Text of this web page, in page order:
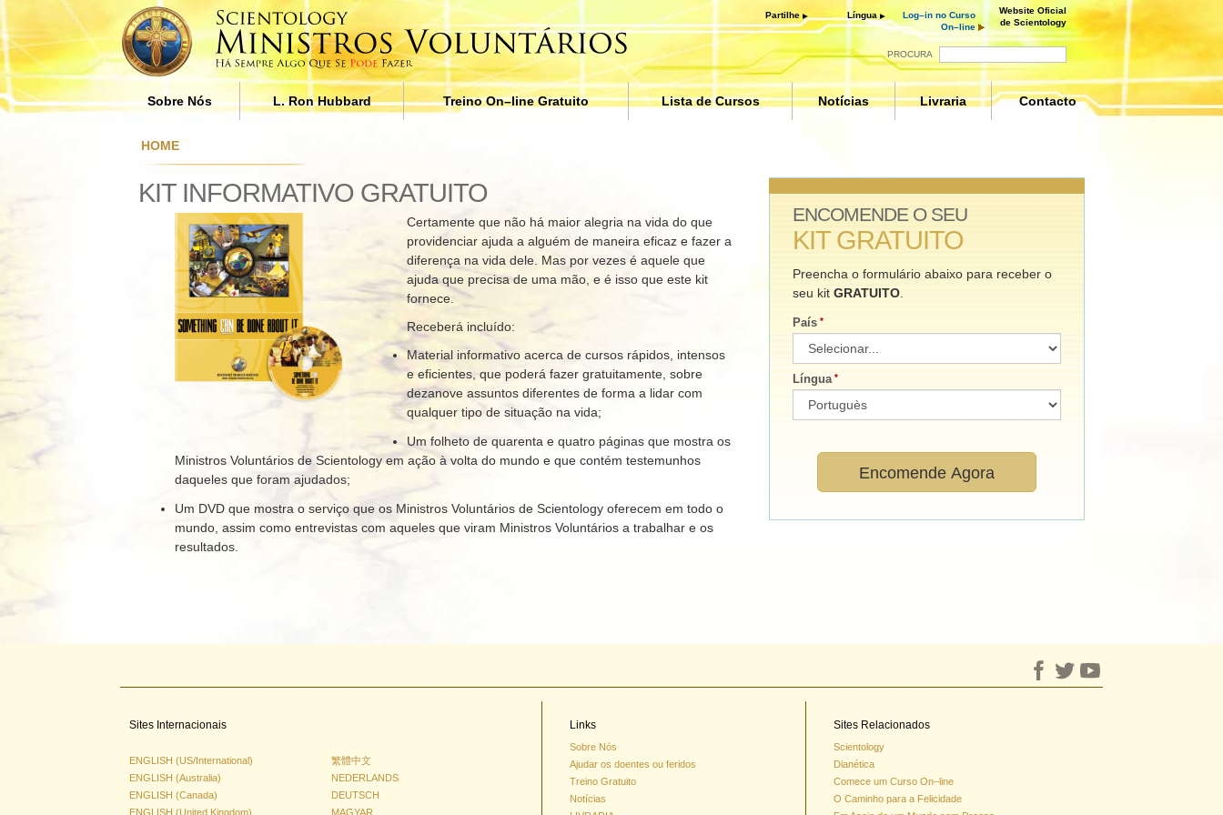
Partilhe Língua
Log–in no Curso
On–line
Website Oficial
de Scientology
PROCURA
Sobre Nós
Voluntários?
Porque é que Nós Ajudamos
L. Ron Hubbard Treino On–line Gratuito Lista de Cursos
Ajudas para Doenças e Lesões
Básicos da Organização
A Causa da Supressão
Comunicar eficazmente
Os Componentes da
Compreensão
As Dinâmicas da Existência
A Ética e as Condições
Notícias Livraria Contacto
HOME
KIT INFORMATIVO GRATUITO
Certamente que não há maior alegria na vida do que
providenciar ajuda a alguém de maneira eficaz e fazer a
diferença na vida dele. Mas por vezes é aquele que
ajuda que precisa de uma mão, e é isso que este kit
fornece.
Receberá incluído:
Material informativo acerca de cursos rápidos, intensos
e eficientes, que poderá fazer gratuitamente, sobre
dezanove assuntos diferentes de forma a lidar com
qualquer tipo de situação na vida;
Um folheto de quarenta e quatro páginas que mostra os
Ministros Voluntários de Scientology em ação à volta do mundo e que contém testemunhos
daqueles que foram ajudados;
Um DVD que mostra o serviço que os Ministros Voluntários de Scientology oferecem em todo o
mundo, assim como entrevistas com aqueles que viram Ministros Voluntários a trabalhar e os
resultados.
ENCOMENDE O SEU
KIT GRATUITO
Preencha o formulário abaixo para receber o
seu kitGRATUITO
País
Língua
Os Ministros
Scientology.
Termos de
Politica de
Encomende Agora
Sites Internacionais
ENGLISH (US/International)
ENGLISH (Australia)
ENGLISH (Canada)
ENGLISH (United Kingdom)
繁體中文
NEDERLANDS
DEUTSCH
MAGYAR
Links
Sobre Nós
Ajudar os doentes ou feridos
Treino Gratuito
Notícias
Sites Relacionados
Scientology
Dianética
Comece um Curso On–line
O Caminho para a Felicidade